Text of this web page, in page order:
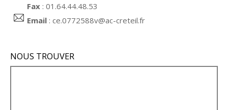
Fax : 01.64.44.48.53
Email :ce.0772588v@ac-creteil.fr
NOUS TROUVER